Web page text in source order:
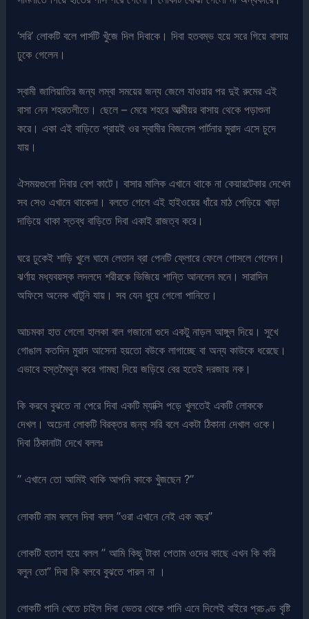
‘সরি’ লোকটি বলে পার্সটি খুঁজে দিল দিবাকে। দিবা হতবম্ভ হয়ে সরে গিয়ে বাসায়
ঢুকে গেলেন।
স্বামী জালিয়াতির জন্য লম্বা সময়ের জন্য জেলে যাওয়ার পর দুই রুমের এই
বাসা নেন শহরতলীতে। ছেলে – মেয়ে শহরে আত্মীয়র বাসায় থেকে পড়াশুনা
করে। একা এই বাড়িতে প্রায়ই ওর স্বামীর বিজনেস পার্টনার মুরাদ এসে চুদে
যায়।
ঐসময়গুলো দিবার বেশ কাটে। বাসার মালিক এখানে থাকে না কেয়ারটেকার দেখেন
সব সেও এখানে থাকেনা। বলতে গেলে এই হাইওয়ের ধাঁরে মাঠ পেড়িয়ে খাড়া
দাড়িয়ে থাকা স্তব্ধ বাড়িতে দিবা একাই রাজত্ব করে।
ঘরে ঢুকেই শাড়ি খুলে ঘামে লেতান ব্রা পেনটি ফ্লোরে ফেলে গোসলে গেলেন।
ঝর্ণায় মধ্যবয়স্ক লদলদে শরীরকে ভিজিয়ে শান্তি আনলেন মনে। সারাদিন
অফিসে অনেক খাটুনি যায়। সব যেন ধুয়ে গেলো পানিতে।
আচমকা হাত গেলো হালকা বাল গজানো গুদে একটু নাড়ল আঙ্গুল দিয়ে। সুখে
গোঙাল কতদিন মুরাদ আসেনা হয়তো বউকে লাগাচ্ছে বা অন্য কাউকে ধরেছে।
এভাবে হস্তমৈথুন করে গামছা দিয়ে জড়িয়ে বের হতেই দরজায় নক।
কি করবে বুঝতে না পেরে দিবা একটি ম্যাক্সি পড়ে খুলতেই একটি লোককে
দেখল। অচেনা লোকটি বিরক্তর জন্য সরি বলে একটা ঠিকানা দেখাল ওকে।
দিবা ঠিকানাটা দেখে বললঃ
” এখানে তো আমিই থাকি আপনি কাকে খুঁজছেন ?”
লোকটি নাম বললে দিবা বলল ”ওরা এখানে নেই এক বছর”
লোকটি হতাশ হয়ে বলল ” আমি কিছু টাকা পেতাম ওদের কাছে এখন কি করি
বলুন তো” দিবা কি বলবে বুঝতে পারল না ।
লোকটি পানি খেতে চাইল দিবা ভেতর থেকে পানি এনে দিলেই বাইরে প্রচণ্ড বৃষ্টি